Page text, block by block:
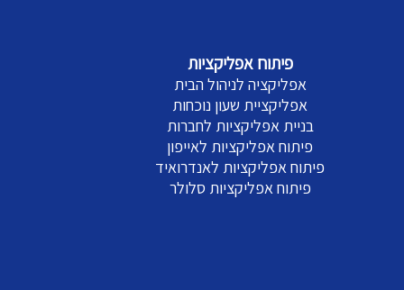
פיתוח אפליקציות
אפליקציה לניהול הבית
אפליקציית שעון נוכחות
בניית אפליקציות לחברות
פיתוח אפליקציות לאייפון
פיתוח אפליקציות לאנדרואיד
פיתוח אפליקציות סלולר